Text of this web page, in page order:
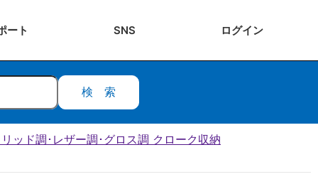
ート SNS ログイン
検索
ッド調･レザー調･グロス調 クローク収納